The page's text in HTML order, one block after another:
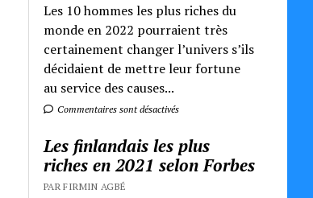
Les 10 hommes les plus riches du
monde en 2022 pourraient très
certainement changer l’univers s’ils
décidaient de mettre leur fortune
au service des causes...
Commentaires sont désactivés
Les finlandais les plus
riches en 2021 selon Forbes
PAR FIRMIN AGBÉ